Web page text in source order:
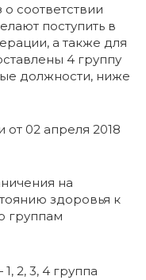
о соответствии
поступить в
а также для
4 группу
должности, ниже
02 апреля 2018
на
здоровья к
группам
2, 3, 4 группа